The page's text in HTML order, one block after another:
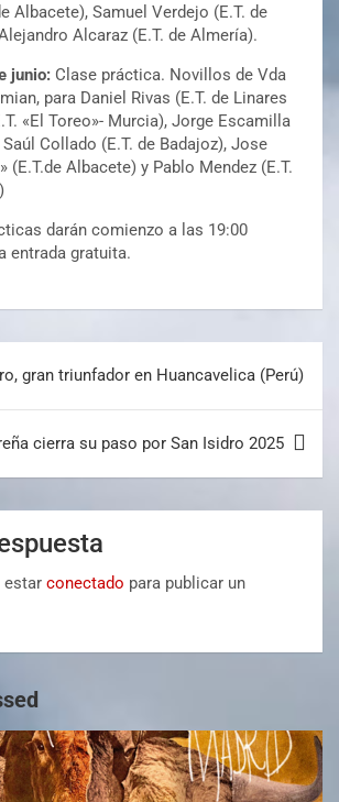
Albacete), Samuel Verdejo (E.T. de
Alcaraz (E.T. de Almería).
junio: Clase práctica. Novillos de Vda
para Daniel Rivas (E.T. de Linares
«El Toreo»- Murcia), Jorge Escamilla
Collado (E.T. de Badajoz), Jose
(E.T.de Albacete) y Pablo Mendez (E.T.
darán comienzo a las 19:00
entrada gratuita.
gran triunfador en Huancavelica (Perú)
cierra su paso por San Isidro 2025
estar conectado para publicar un